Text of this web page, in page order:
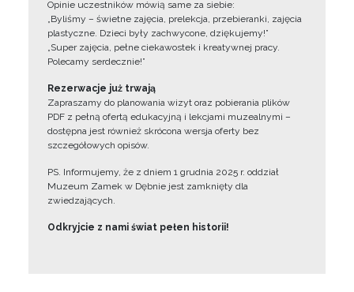
Opinie uczestników mówią same za siebie:
„Byliśmy – świetne zajęcia, prelekcja, przebieranki, zajęcia
plastyczne. Dzieci były zachwycone, dziękujemy!”
„Super zajęcia, pełne ciekawostek i kreatywnej pracy.
Polecamy serdecznie!”
Rezerwacje już trwają
Zapraszamy do planowania wizyt oraz pobierania plików
PDF z pełną ofertą edukacyjną i lekcjami muzealnymi –
dostępna jest również skrócona wersja oferty bez
szczegółowych opisów.
PS. Informujemy, że z dniem 1 grudnia 2025 r. oddział
Muzeum Zamek w Dębnie jest zamknięty dla
zwiedzających.
Odkryjcie z nami świat pełen historii!